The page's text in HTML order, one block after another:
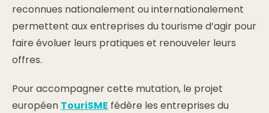
reconnues nationalement ou internationalement
permettent aux entreprises du tourisme d’agir pour
faire évoluer leurs pratiques et renouveler leurs
offres.
Pour accompagner cette mutation, le projet
européen TouriSME fédère les entreprises du